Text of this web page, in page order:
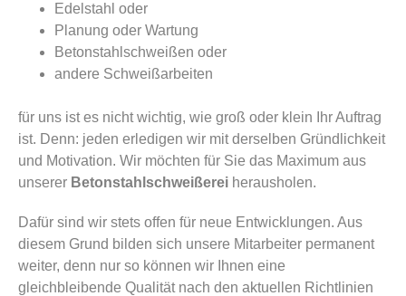
Edelstahl oder
Planung oder Wartung
Betonstahlschweißen oder
andere Schweißarbeiten
für uns ist es nicht wichtig, wie groß oder klein Ihr Auftrag
ist. Denn: jeden erledigen wir mit derselben Gründlichkeit
und Motivation. Wir möchten für Sie das Maximum aus
unserer Betonstahlschweißerei herausholen.
Dafür sind wir stets offen für neue Entwicklungen. Aus
diesem Grund bilden sich unsere Mitarbeiter permanent
weiter, denn nur so können wir Ihnen eine
gleichbleibende Qualität nach den aktuellen Richtlinien